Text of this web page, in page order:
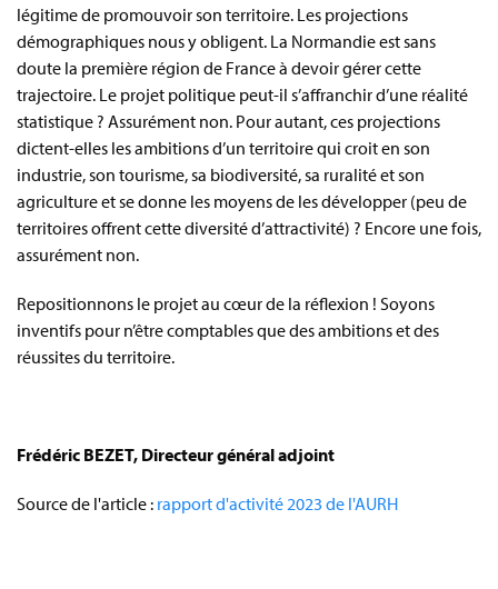
légitime de promouvoir son territoire. Les projections
démographiques nous y obligent. La Normandie est sans
doute la première région de France à devoir gérer cette
trajectoire. Le projet politique peut-il s’affranchir d’une réalité
statistique ? Assurément non. Pour autant, ces projections
dictent-elles les ambitions d’un territoire qui croit en son
industrie, son tourisme, sa biodiversité, sa ruralité et son
agriculture et se donne les moyens de les développer (peu de
territoires offrent cette diversité d’attractivité) ? Encore une fois,
assurément non.
Repositionnons le projet au cœur de la réflexion ! Soyons
inventifs pour n’être comptables que des ambitions et des
réussites du territoire.
Frédéric BEZET, Directeur général adjoint
Source de l'article : rapport d'activité 2023 de l'AURH